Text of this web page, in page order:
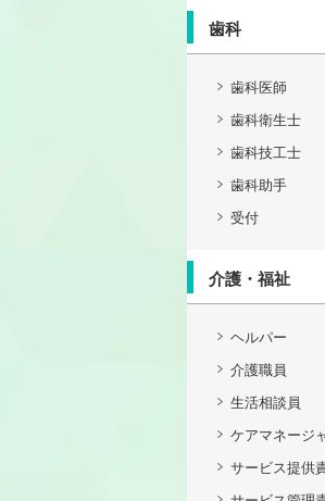
歯科
歯科医師
歯科衛生士
歯科技工士
歯科助手
受付
介護・福祉
ヘルパー
介護職員
生活相談員
ケアマネージ
サービス提供